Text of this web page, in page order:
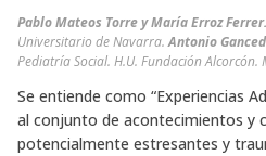
Pablo Mateos Torre y María Erroz Ferrer.
Universitario de Navarra.Antonio
Pediatría Social. H.U. Fundación Alcorcón.
Se entiende como “Experiencias
al conjunto de acontecimientos y
potencialmente estresantes y